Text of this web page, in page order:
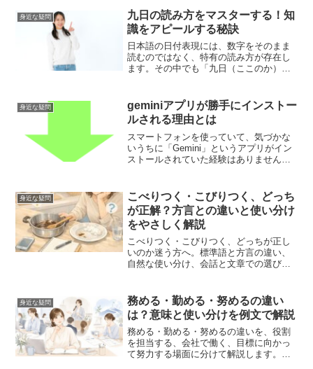
身近な疑問
九日の読み方をマスターする！知
識をアピールする秘訣
日本語の日付表現には、数字をそのまま
読むのではなく、特有の読み方が存在し
ます。その中でも「九日（ここのか）」
字でも「きゅうにち」と読む場合があ
り、意味や用法が異なります...
身近な疑問
geminiアプリが勝手にインストー
ルされる理由とは
スマートフォンを使っていて、気づかな
いうちに「Gemini」というアプリがイン
ストールされていた経験はありません
と、「これは一体何なの？」と疑問や不
安を感じるユーザーも...
身近な疑問
こべりつく・こびりつく、どっち
が正解？方言との違いと使い分け
をやさしく解説
こべりつく・こびりつく、どっちが正し
いのか迷う方へ。標準語と方言の違い、
自然な使い分け、会話と文章での選び方
身近な疑問
務める・勤める・努めるの違い
は？意味と使い分けを例文で解説
務める・勤める・努めるの違いを、役割
を担当する、会社で働く、目標に向かっ
て努力する場面に分けて解説します。履